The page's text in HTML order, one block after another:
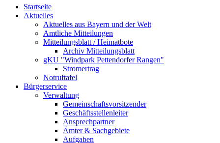
Startseite
Aktuelles
Aktuelles aus Bayern und der Welt
Amtliche Mitteilungen
Mitteilungsblatt / Heimatbote
Archiv Mitteilungsblatt
gKU "Windpark Pettendorfer Rangen"
Stromertrag
Notruftafel
Bürgerservice
Verwaltung
Gemeinschaftsvorsitzender
Geschäftsstellenleiter
Ansprechpartner
Ämter & Sachgebiete
Aufgaben